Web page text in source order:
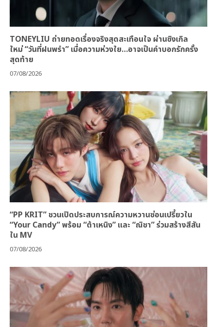
TONEYLIU ถ่ายทอดเรื่องจริงสุดสะเทือนใจ ผ่านซิงเกิล
ใหม่ “วันที่ฝนพรำ” เมื่อความห่วงใย…อาจเป็นคำบอกรักครั้ง
สุดท้าย
07/08/2026
“PP KRIT” ชวนเปิดประสบการณ์ความหวานซ่อนเปรี้ยวใน
“Your Candy” พร้อม “ต้าเหนิง” และ “ณิชา” ร่วมสร้างสีสัน
ใน MV
07/08/2026